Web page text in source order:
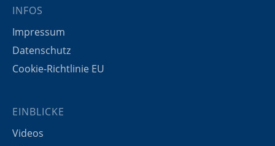
INFOS
Impressum
Datenschutz
Cookie-Richtlinie EU
EINBLICKE
Videos